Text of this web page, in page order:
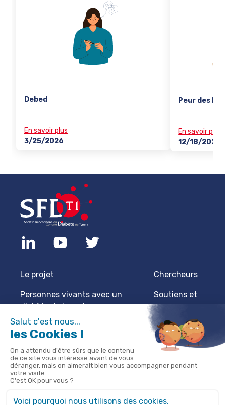
Debed
En savoir plus
3/25/2026
Peur des
En savoir plus
12/18/2025
Le projet
Personnes vivants avec un
diabète de type 1
Professionnels de santé
Protection des données
Chercheurs
Soutiens et
sponsors
Actualités
Mentions
60 Rue Saint-Lazare, Paris